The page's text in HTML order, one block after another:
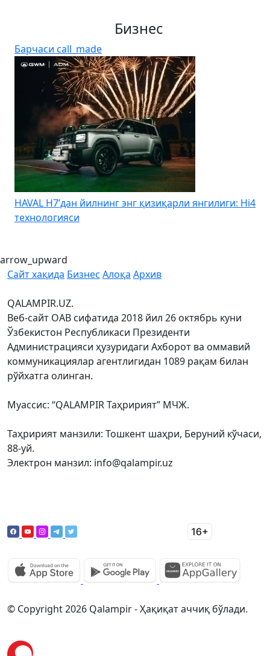
Бизнес
Барчаси call_made
HAVAL H7’дан йилнинг энг қизиқарли янгилиги: Hi4
технологияси
arrow_upward
Сайт хақида Бизнес Алоқа Архив
QALAMPIR.UZ.
Веб-сайт ОАВ сифатида 2018 йил 26 октябрь куни
Ўзбекистон Республикаси Президенти
Администрацияси ҳузуридаги Ахборот ва оммавий
коммуникациялар агентлигидан 1089 рақам билан
рўйхатга олинган.
Муассис: “QALAMPIR Таҳририят” МЧЖ.
Таҳририят манзили: Тошкент шаҳри, Беруний кўчаси,
88-уй.
Электрон манзил: info@qalampir.uz
© Copyright 2026 Qalampir - Ҳақиқат аччиқ бўлади.